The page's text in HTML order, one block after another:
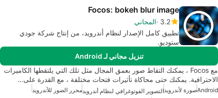
Focos: bokeh blur image
3.2 المجاني
تطبيق كامل الإصدار لنظام أندرويد، من إنتاج شركة جودي
ستوديو.
تنزيل مجاني لـ Android
مع Focos ، يمكنك التقاط صور بعمق المجال مثل تلك التي يلتقطها الكاميرات
الاحترافية. يمكنك حتى محاكاة تأثيرات فتحات مختلفة ، مع القدرة على…
Androidصورة لأندرويدالتصوير الفوتوغرافي لنظام أندرويدمحرر الصور للأندرويد